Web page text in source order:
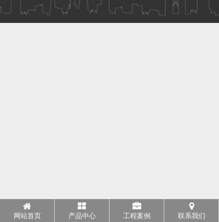
网站首页 产品中心 工程案例 联系我们